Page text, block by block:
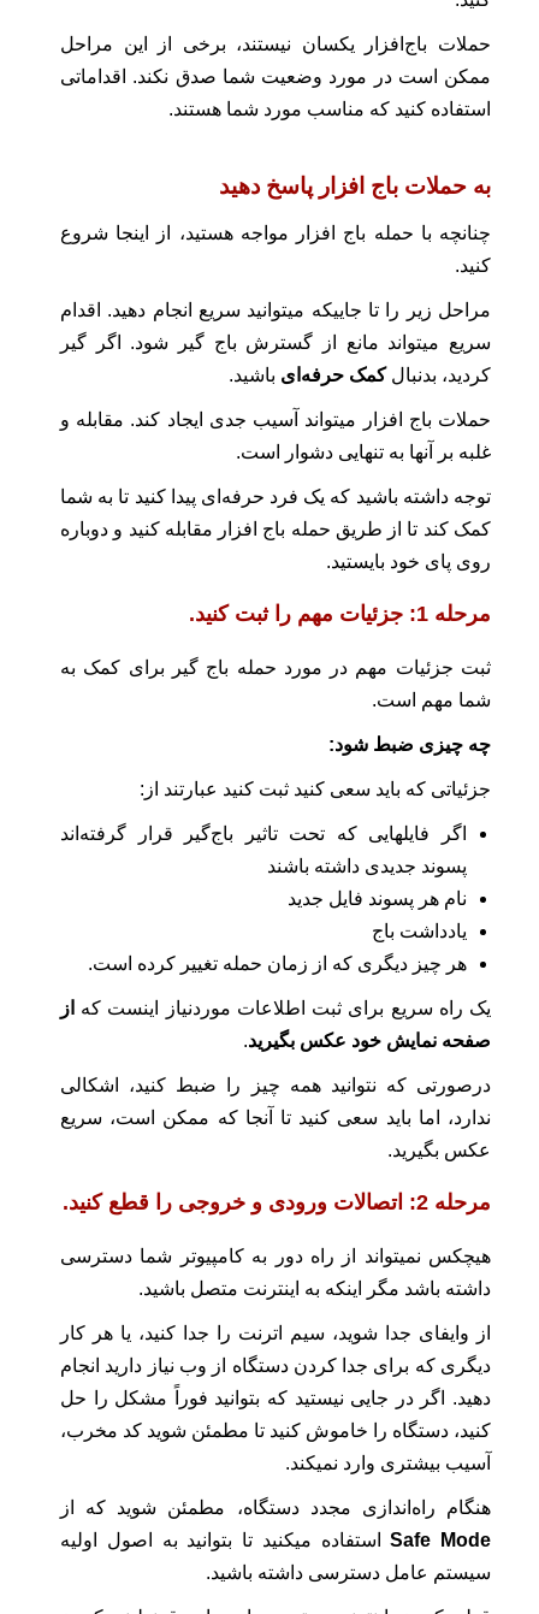
حملات باج‌افزار یکسان نیستند، برخی از این مراحل
ممکن است در مورد وضعیت شما صدق نکند. اقداماتی
استفاده کنید که مناسب مورد شما هستند.
به حملات باج افزار پاسخ دهید
چنانچه با حمله باج افزار مواجه هستید، از اینجا شروع
کنید.
مراحل زیر را تا جاییکه میتوانید سریع انجام دهید. اقدام
سریع میتواند مانع از گسترش باج گیر شود. اگر گیر
کردید، بدنبال کمک حرفه‌ای باشید.
حملات باج افزار میتواند آسیب جدی ایجاد کند. مقابله و
غلبه بر آنها به تنهایی دشوار است.
توجه داشته باشید که یک فرد حرفه‌ای پیدا کنید تا به شما
کمک کند تا از طریق حمله باج افزار مقابله کنید و دوباره
روی پای خود بایستید.
مرحله 1: جزئیات مهم را ثبت کنید.
ثبت جزئیات مهم در مورد حمله باج گیر برای کمک به
شما مهم است.
چه چیزی ضبط شود:
جزئیاتی که باید سعی کنید ثبت کنید عبارتند از:
اگر فایلهایی که تحت تاثیر باج‌گیر قرار گرفته‌اند
پسوند جدیدی داشته باشند
نام هر پسوند فایل جدید
یادداشت باج
هر چیز دیگری که از زمان حمله تغییر کرده است.
یک راه سریع برای ثبت اطلاعات موردنیاز اینست که از
صفحه نمایش خود عکس بگیرید.
درصورتی که نتوانید همه چیز را ضبط کنید، اشکالی
ندارد، اما باید سعی کنید تا آنجا که ممکن است، سریع
عکس بگیرید.
مرحله 2: اتصالات ورودی و خروجی را قطع کنید.
هیچکس نمیتواند از راه دور به کامپیوتر شما دسترسی
داشته باشد مگر اینکه به اینترنت متصل باشید.
از وایفای جدا شوید، سیم اترنت را جدا کنید، یا هر کار
دیگری که برای جدا کردن دستگاه از وب نیاز دارید انجام
دهید. اگر در جایی نیستید که بتوانید فوراً مشکل را حل
کنید، دستگاه را خاموش کنید تا مطمئن شوید کد مخرب،
آسیب بیشتری وارد نمیکند.
هنگام راه‌‌اندازی مجدد دستگاه، مطمئن شوید که از
Safe Modeاستفاده میکنید تا بتوانید به اصول اولیه
سیستم عامل دسترسی داشته باشید.